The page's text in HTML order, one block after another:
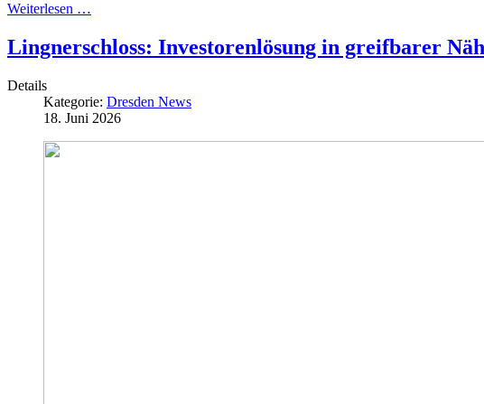
Weiterlesen …
Lingnerschloss: Investorenlösung in greifbarer
Details
Kategorie: Dresden News
18. Juni 2026